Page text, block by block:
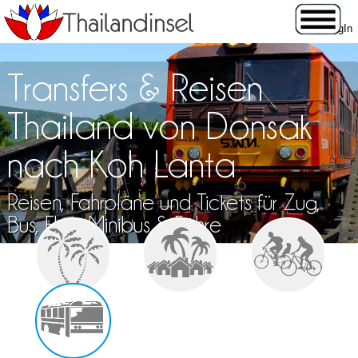
Transfers & Reisen
Thailand von Donsak
nach Koh Lanta
Reisen, Fahrpläne und Tickets für Zug,
Bus, Flug, Minibus & Fähre